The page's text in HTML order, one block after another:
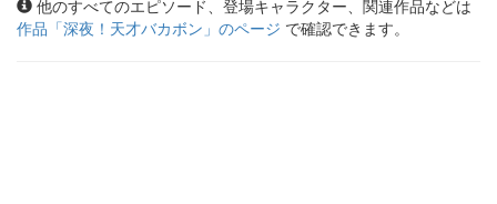
他のすべてのエピソード、登場キャラクター、関連作品などは
作品「深夜！天才バカボン 」のページ で確認できます。